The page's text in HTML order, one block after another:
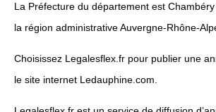
La Préfecture du département est
la région administrative Auvergne-Rhône-
Choisissez Legalesflex.fr pour publier une
le site internet Ledauphine.com.